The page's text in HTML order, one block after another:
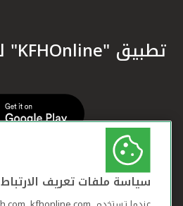
تطبيق "KFHOnline" للهواتف الذكية
سياسة ملفات تعريف الارتباط